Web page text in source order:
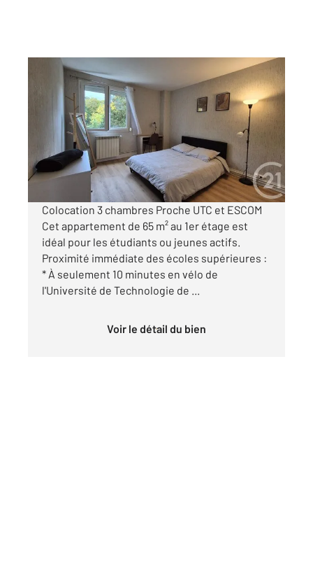
COMPIEGNE 60
9,50 m
, 4 pièces
Ref : 18186
Appartement F4 à louer
370 €
par mois charges comprises
Colocation 3 chambres Proche UTC et ESCOM
Cet appartement de 65 m² au 1er étage est
idéal pour les étudiants ou jeunes actifs.
Proximité immédiate des écoles supérieures :
* À seulement 10 minutes en vélo de
l'Université de Technologie de ...
Voir le détail du bien